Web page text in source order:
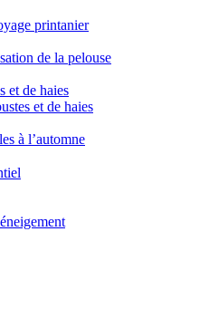
printanier
de la pelouse
et de haies
et de haies
à l’automne